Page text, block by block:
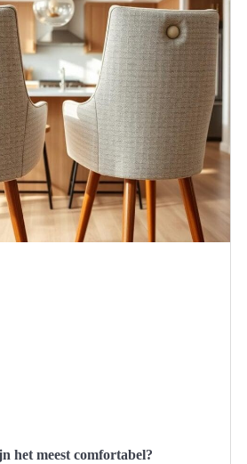
het meest comfortabel?